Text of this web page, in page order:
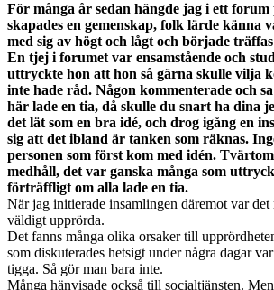
För många år sedan hängde jag i ett
skapades en gemenskap, folk lärde känna
med sig av högt och lågt och började
En tjej i forumet var ensamstående och
uttryckte hon att hon så gärna skulle vilja
inte hade råd. Någon kommenterade och
här lade en tia, då skulle du snart ha dina
det lät som en bra idé, och drog igång en
sig att det ibland är tanken som räknas.
personen som först kom med idén.
medhåll, det var ganska många som
förträffligt om alla lade en tia.
När jag initierade insamlingen däremot var det
väldigt upprörda.
Det fanns många olika orsaker till
som diskuterades hetsigt under några dagar
tigga. Så gör man bara inte.
Många hänvisade också till socialtjänsten.